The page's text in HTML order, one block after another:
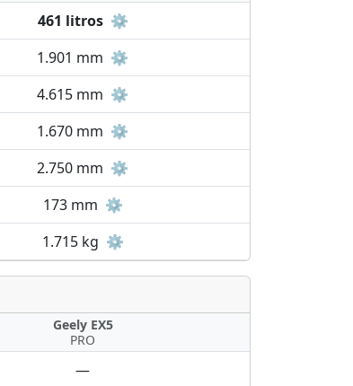
461 litros ⚙️
1.901 mm ⚙️
4.615 mm ⚙️
1.670 mm ⚙️
2.750 mm ⚙️
173 mm ⚙️
1.715 kg ⚙️
Geely EX5
PRO
—